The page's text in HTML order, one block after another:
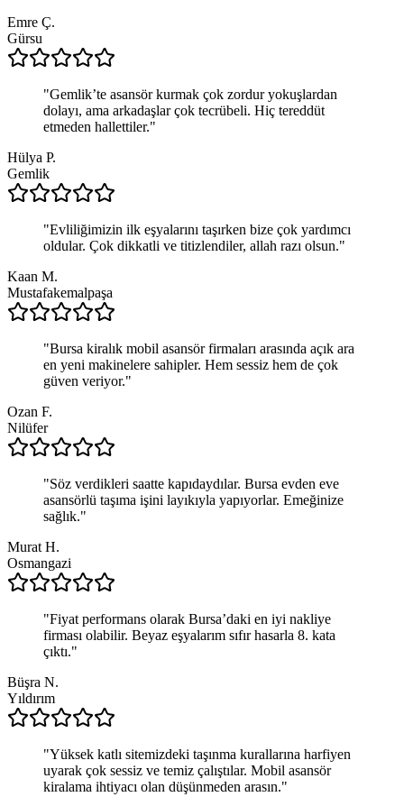
Emre Ç.
Gürsu
"Gemlik’te asansör kurmak çok zordur yokuşlardan
dolayı, ama arkadaşlar çok tecrübeli. Hiç tereddüt
etmeden hallettiler."
Hülya P.
Gemlik
"Evliliğimizin ilk eşyalarını taşırken bize çok yardımcı
oldular. Çok dikkatli ve titizlendiler, allah razı olsun."
Kaan M.
Mustafakemalpaşa
"Bursa kiralık mobil asansör firmaları arasında açık ara
en yeni makinelere sahipler. Hem sessiz hem de çok
güven veriyor."
Ozan F.
Nilüfer
"Söz verdikleri saatte kapıdaydılar. Bursa evden eve
asansörlü taşıma işini layıkıyla yapıyorlar. Emeğinize
sağlık."
Murat H.
Osmangazi
"Fiyat performans olarak Bursa’daki en iyi nakliye
firması olabilir. Beyaz eşyalarım sıfır hasarla 8. kata
çıktı."
Büşra N.
Yıldırım
"Yüksek katlı sitemizdeki taşınma kurallarına harfiyen
uyarak çok sessiz ve temiz çalıştılar. Mobil asansör
kiralama ihtiyacı olan düşünmeden arasın."